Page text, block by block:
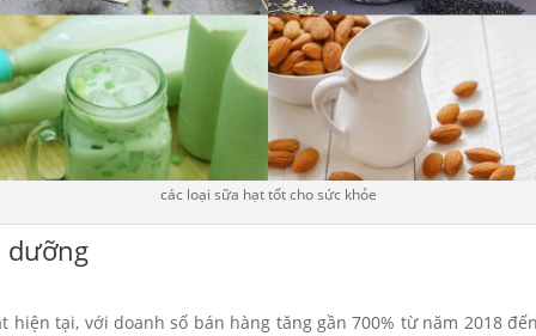
các loại sữa hạt tốt cho sức khỏe
dưỡng
hiện tại, với doanh số bán hàng tăng gần 700% từ năm 2018